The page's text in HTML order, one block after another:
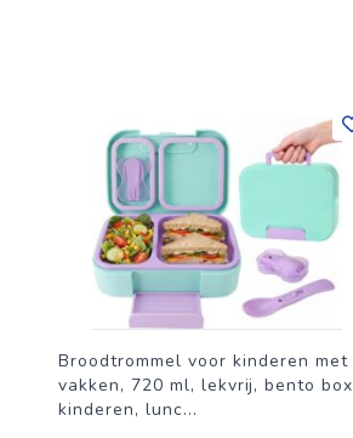
Broodtrommel voor kinderen met
vakken, 720 ml, lekvrij, bento box
kinderen, lunc...